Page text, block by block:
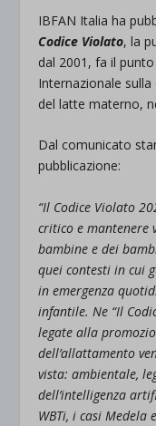
IBFAN Italia ha
Codice Violato, la
dal 2001, fa il punto
Internazionale
del latte materno,
Dal comunicato
pubblicazione:
“Il Codice Violato
critico e mantenere
bambine e dei
quei contesti in cui
in emergenza
infantile. Ne “Il
legate alla
dell’allattamento
vista: ambientale,
dell’intelligenza
WBTi, i casi Medela